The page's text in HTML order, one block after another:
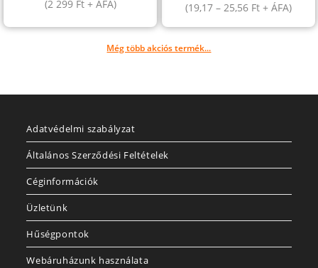
(2 299 Ft+ ÁFA) (19,17–25,56 Ft + ÁFA)
Még több akciós termék...
Adatvédelmi szabályzat
Általános Szerződési Feltételek
Céginformációk
Üzletünk
Hűségpontok
Webáruházunk használata